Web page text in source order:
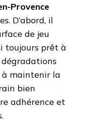
Provence
D’abord, il
de jeu
toujours prêt à
dégradations
à maintenir la
bien
adhérence et